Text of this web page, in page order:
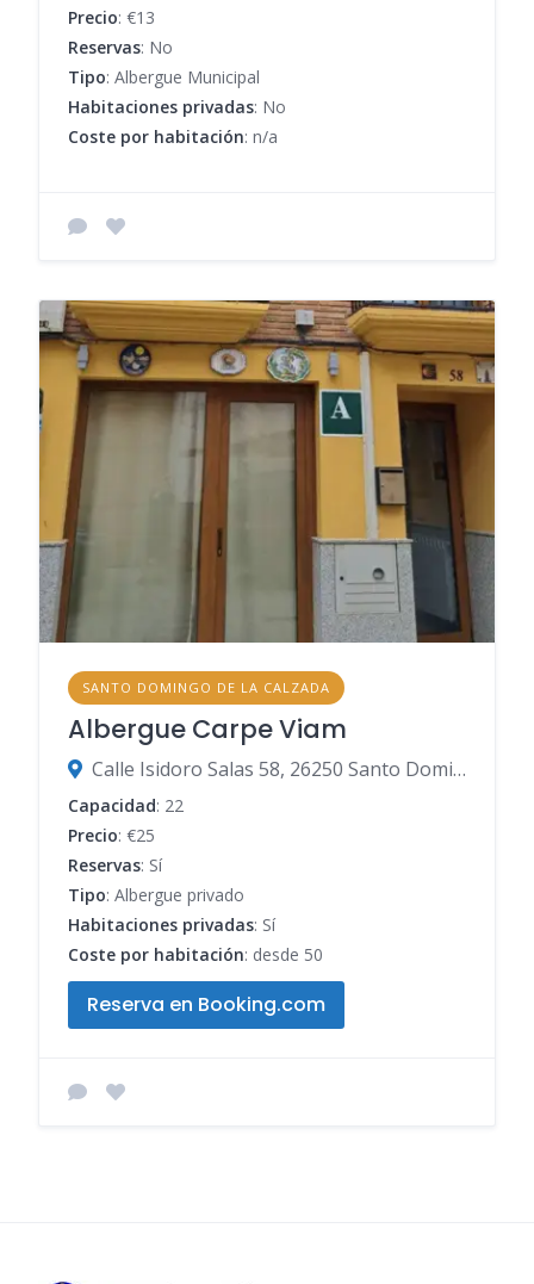
Precio: €13
Reservas: No
Tipo: Albergue Municipal
Habitaciones privadas: No
Coste por habitación: n/a
SANTO DOMINGO DE LA CALZADA
Albergue Carpe Viam
Calle Isidoro Salas 58, 26250 Santo Domingo de la Calzada, La Rioja, España
Capacidad: 22
Precio: €25
Reservas: Sí
Tipo: Albergue privado
Habitaciones privadas: Sí
Coste por habitación: desde 50
Reserva en Booking.com